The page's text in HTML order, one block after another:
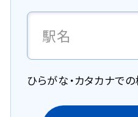
ひらがな・カタカナで